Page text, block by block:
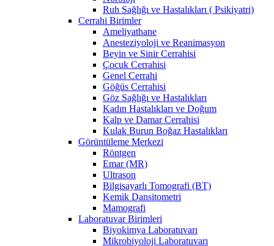
Ruh Sağlığı ve Hastalıkları ( Psikiyatri)
Cerrahi Birimler
Ameliyathane
Anesteziyoloji ve Reanimasyon
Beyin ve Sinir Cerrahisi
Çocuk Cerrahisi
Genel Cerrahi
Göğüs Cerrahisi
Göz Sağlığı ve Hastalıkları
Kadın Hastalıkları ve Doğum
Kalp ve Damar Cerrahisi
Kulak Burun Boğaz Hastalıkları
Görüntüleme Merkezi
Röntgen
Emar (MR)
Ultrason
Bilgisayarlı Tomografi (BT)
Kemik Dansitometri
Mamografi
Laboratuvar Birimleri
Biyokimya Laboratuvarı
Mikrobiyoloji Laboratuvarı